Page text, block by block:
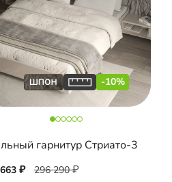
-10%
гарнитур Стриато-3
296 290